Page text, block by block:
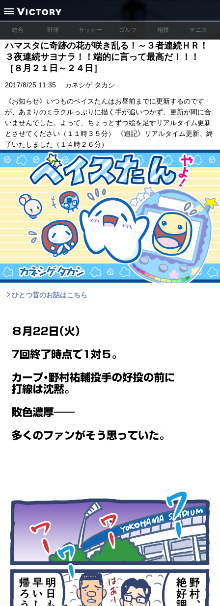
総合 野球 サッカー ゴルフ 相撲 テニス
ハマスタに奇跡の花が咲き乱る！～３者連続ＨＲ！
３夜連続サヨナラ！！端的に言って最高だ！！！
［８月２１日～２４日］
2017/8/25 11:35 カネシゲ タカシ
《お知らせ》いつものベイスたんはお昼前までに更新するのです
が、あまりのミラクルっぷりに描く手が追いつかず、更新が間に合
いませんでした。よって、ちょっとずつ絵を足すリアルタイム更新
とさせてください（１１時３５分） 《追記》リアルタイム更新、終
了いたしました（１４時２６分）
ひとつ昔のお話はこちら